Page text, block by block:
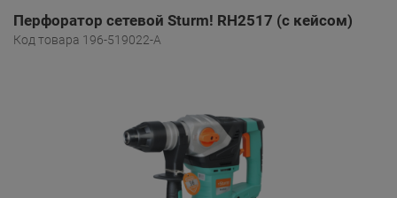
Перфоратор сетевой Sturm! RH2517 (с кейсом)
Код товара 196-519022-A